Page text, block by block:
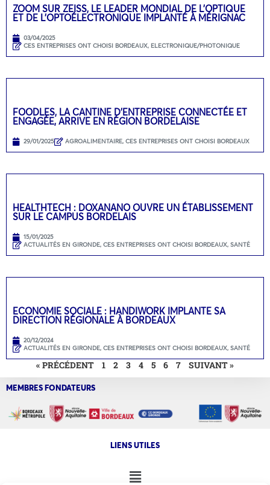
ZOOM SUR ZEISS, LE LEADER MONDIAL DE L’OPTIQUE
ET DE L’OPTOÉLECTRONIQUE IMPLANTÉ À MÉRIGNAC
03/04/2025
CES ENTREPRISES ONT CHOISI BORDEAUX, ELECTRONIQUE/PHOTONIQUE
FOODLES, LA CANTINE D’ENTREPRISE CONNECTÉE ET
ENGAGÉE, ARRIVE EN RÉGION BORDELAISE
29/01/2025 AGROALIMENTAIRE, CES ENTREPRISES ONT CHOISI BORDEAUX
HEALTHTECH : DOXANANO OUVRE UN ÉTABLISSEMENT
SUR LE CAMPUS BORDELAIS
15/01/2025
ACTUALITÉS EN GIRONDE, CES ENTREPRISES ONT CHOISI BORDEAUX, SANTÉ
ECONOMIE SOCIALE : HANDIWORK IMPLANTE SA
DIRECTION RÉGIONALE À BORDEAUX
20/12/2024
ACTUALITÉS EN GIRONDE, CES ENTREPRISES ONT CHOISI BORDEAUX, SANTÉ
« PRÉCÉDENT 1 2 3 4 5 6 7 SUIVANT »
MEMBRES FONDATEURS
LIENS UTILES